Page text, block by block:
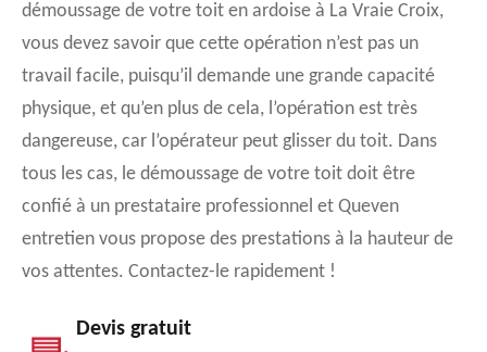
démoussage de votre toit en ardoise à La Vraie Croix,
vous devez savoir que cette opération n’est pas un
travail facile, puisqu’il demande une grande capacité
physique, et qu’en plus de cela, l’opération est très
dangereuse, car l’opérateur peut glisser du toit. Dans
tous les cas, le démoussage de votre toit doit être
confié à un prestataire professionnel et Queven
entretien vous propose des prestations à la hauteur de
vos attentes. Contactez-le rapidement !
Devis gratuit